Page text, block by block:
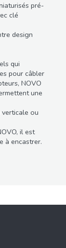
pré-
clé
design
qui
pour câbler
NOVO
une
ou
il est
à encastrer.